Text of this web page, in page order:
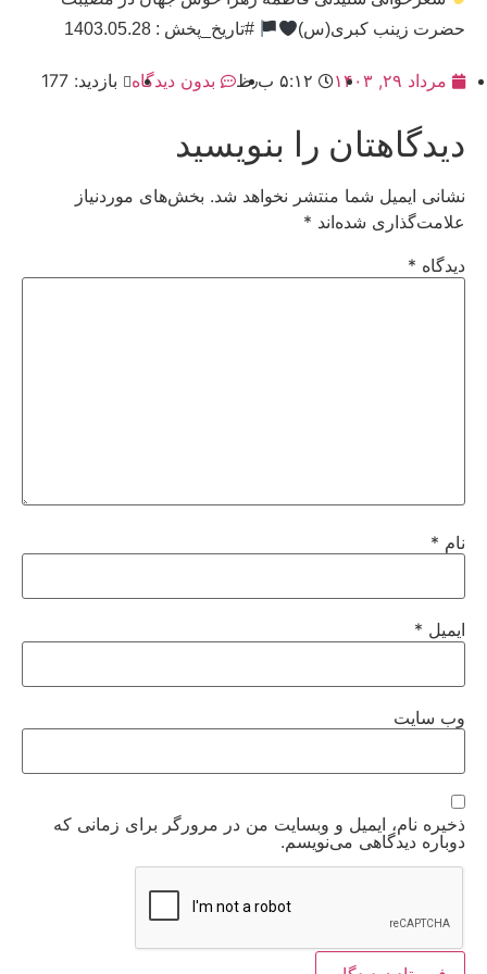
حضرت زینب کبری(س)
#تاریخ_پخش : 1403.05.28
مرداد ۲۹, ۱۴۰۳ ۵:۱۲ ب٫ظ بدون دیدگاه بازدید: 177
دیدگاهتان را بنویسید
نشانی ایمیل شما منتشر نخواهد شد. بخش‌های موردنیاز
علامت‌گذاری شده‌اند *
دیدگاه *
نام *
ایمیل *
وب‌ سایت
ذخیره نام، ایمیل و وبسایت من در مرورگر برای زمانی که
دوباره دیدگاهی می‌نویسم.